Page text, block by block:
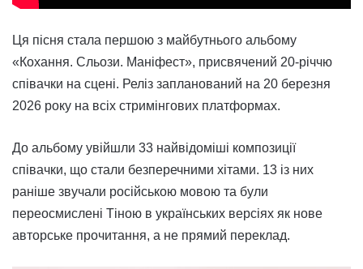
Ця пісня стала першою з майбутнього альбому
«Кохання. Сльози. Маніфест», присвячений 20-річчю
співачки на сцені. Реліз запланований на 20 березня
2026 року на всіх стримінгових платформах.
До альбому увійшли 33 найвідоміші композиції
співачки, що стали безперечними хітами. 13 із них
раніше звучали російською мовою та були
переосмислені Тіною в українських версіях як нове
авторське прочитання, а не прямий переклад.